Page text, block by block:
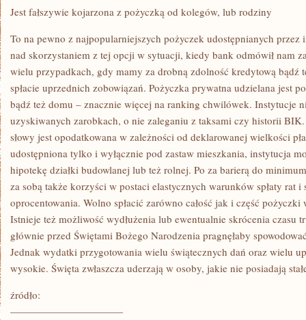
KOJARZONA
OD
KOLEGÓW,
LUB
FAMILII
Jest fałszywie kojarzona z pożyczką od kolegów, lub rodziny
To na pewno z najpopularniejszych pożyczek udostępnianych przez
nad skorzystaniem z tej opcji w sytuacji, kiedy bank odmówił nam
wielu przypadkach, gdy mamy za drobną zdolność kredytową bądź
spłacie uprzednich zobowiązań. Pożyczka prywatna udzielana jest
bądź też domu – znacznie więcej na ranking chwilówek. Instytucje
uzyskiwanych zarobkach, o nie zaleganiu z taksami czy historii
słowy jest opodatkowana w zależności od deklarowanej wielkości
udostępniona tylko i wyłącznie pod zastaw mieszkania, instytucja
hipotekę działki budowlanej lub też rolnej. Po za barierą do
za sobą także korzyści w postaci elastycznych warunków spłaty rat
oprocentowania. Wolno spłacić zarówno całość jak i część
Istnieje też możliwość wydłużenia lub ewentualnie skrócenia czasu
głównie przed Świętami Bożego Narodzenia pragnęłaby
Jednak wydatki przygotowania wielu świątecznych dań oraz wielu
wysokie. Święta zwłaszcza uderzają w osoby, jakie nie posiadają
źródło:
———————————